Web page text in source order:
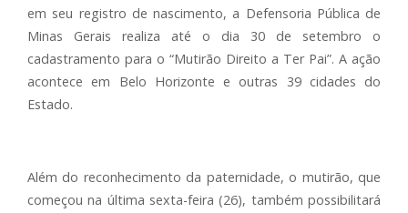
em seu registro de nascimento, a Defensoria Pública de
Minas Gerais realiza até o dia 30 de setembro o
cadastramento para o “Mutirão Direito a Ter Pai”. A ação
acontece em Belo Horizonte e outras 39 cidades do
Estado.
Além do reconhecimento da paternidade, o mutirão, que
começou na última sexta-feira (26), também possibilitará